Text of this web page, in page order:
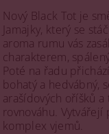
Nový Black Tot je
Jamajky, který se
aroma rumu vás
charakterem,
Poté na řadu
bohatý a hedvábný,
arašídových oříšků
rovnováhu. Vytvářejí
komplex vjemů.